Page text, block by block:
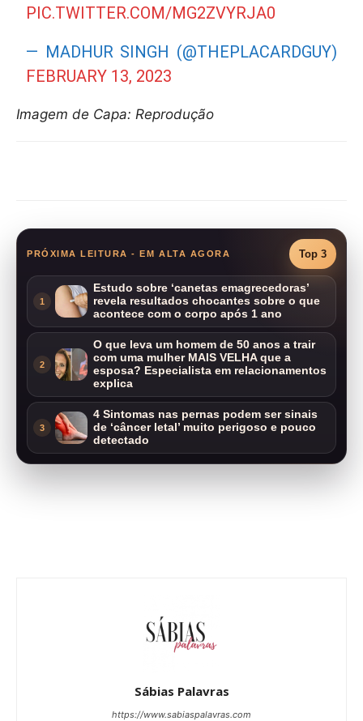
PIC.TWITTER.COM/MG2ZVYRJA0
— MADHUR SINGH (@THEPLACARDGUY)
FEBRUARY 13, 2023
Imagem de Capa: Reprodução
PRÓXIMA LEITURA - EM ALTA AGORA Top 3
1
Estudo sobre ‘canetas emagrecedoras’
revela resultados chocantes sobre o que
acontece com o corpo após 1 ano
2
O que leva um homem de 50 anos a trair
com uma mulher MAIS VELHA que a
esposa? Especialista em relacionamentos
explica
3
4 Sintomas nas pernas podem ser sinais
de ‘câncer letal’ muito perigoso e pouco
detectado
Sábias Palavras
https://www.sabiaspalavras.com